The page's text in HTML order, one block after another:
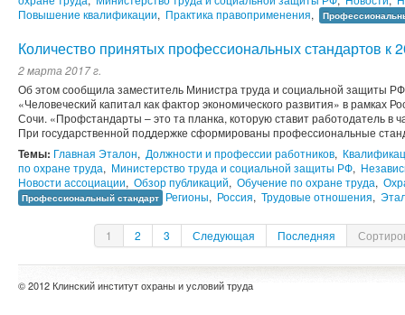
Повышение квалификации, Практика правоприменения,
Количество принятых профессиональных стандартов к
2 марта 2017 г.
Об этом сообщила заместитель Министра труда и социальной защиты
«Человеческий капитал как фактор экономического развития» в рамках
Сочи. «Профстандарты – это та планка, которую ставит работодатель в
При государственной поддержке сформированы профессиональные
Темы: Главная Эталон, Должности и профессии работников,
по охране труда, Министерство труда и социальной защиты РФ,
Новости ассоциации, Обзор публикаций, Обучение по охране труда,
Профессиональный стандарт Регионы, Россия, Трудовые отношения,
1 2 3 Следующая Последняя
© 2012 Клинский институт охраны и условий труда